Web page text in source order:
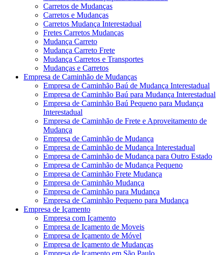
Carretos de Mudanças
Carretos e Mudanças
Carretos Mudança Interestadual
Fretes Carretos Mudanças
Mudança Carreto
Mudança Carreto Frete
Mudança Carretos e Transportes
Mudanças e Carretos
Empresa de Caminhão de Mudanças
Empresa de Caminhão Baú de Mudança Interestadual
Empresa de Caminhão Baú para Mudança Interestadual
Empresa de Caminhão Baú Pequeno para Mudança
Interestadual
Empresa de Caminhão de Frete e Aproveitamento de
Mudança
Empresa de Caminhão de Mudança
Empresa de Caminhão de Mudança Interestadual
Empresa de Caminhão de Mudança para Outro Estado
Empresa de Caminhão de Mudança Pequeno
Empresa de Caminhão Frete Mudança
Empresa de Caminhão Mudança
Empresa de Caminhão para Mudança
Empresa de Caminhão Pequeno para Mudança
Empresa de Içamento
Empresa com Içamento
Empresa de Içamento de Moveis
Empresa de Içamento de Móvel
Empresa de Içamento de Mudanças
Empresa de Içamento em São Paulo